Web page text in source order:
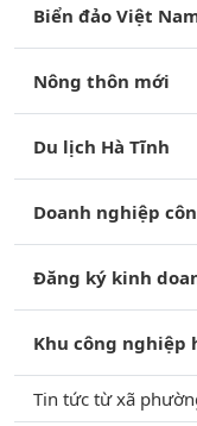
Biển đảo Việt
Nông thôn mới
Du lịch Hà Tĩnh
Doanh nghiệp
Đăng ký kinh
Khu công nghiệp
Tin tức từ xã